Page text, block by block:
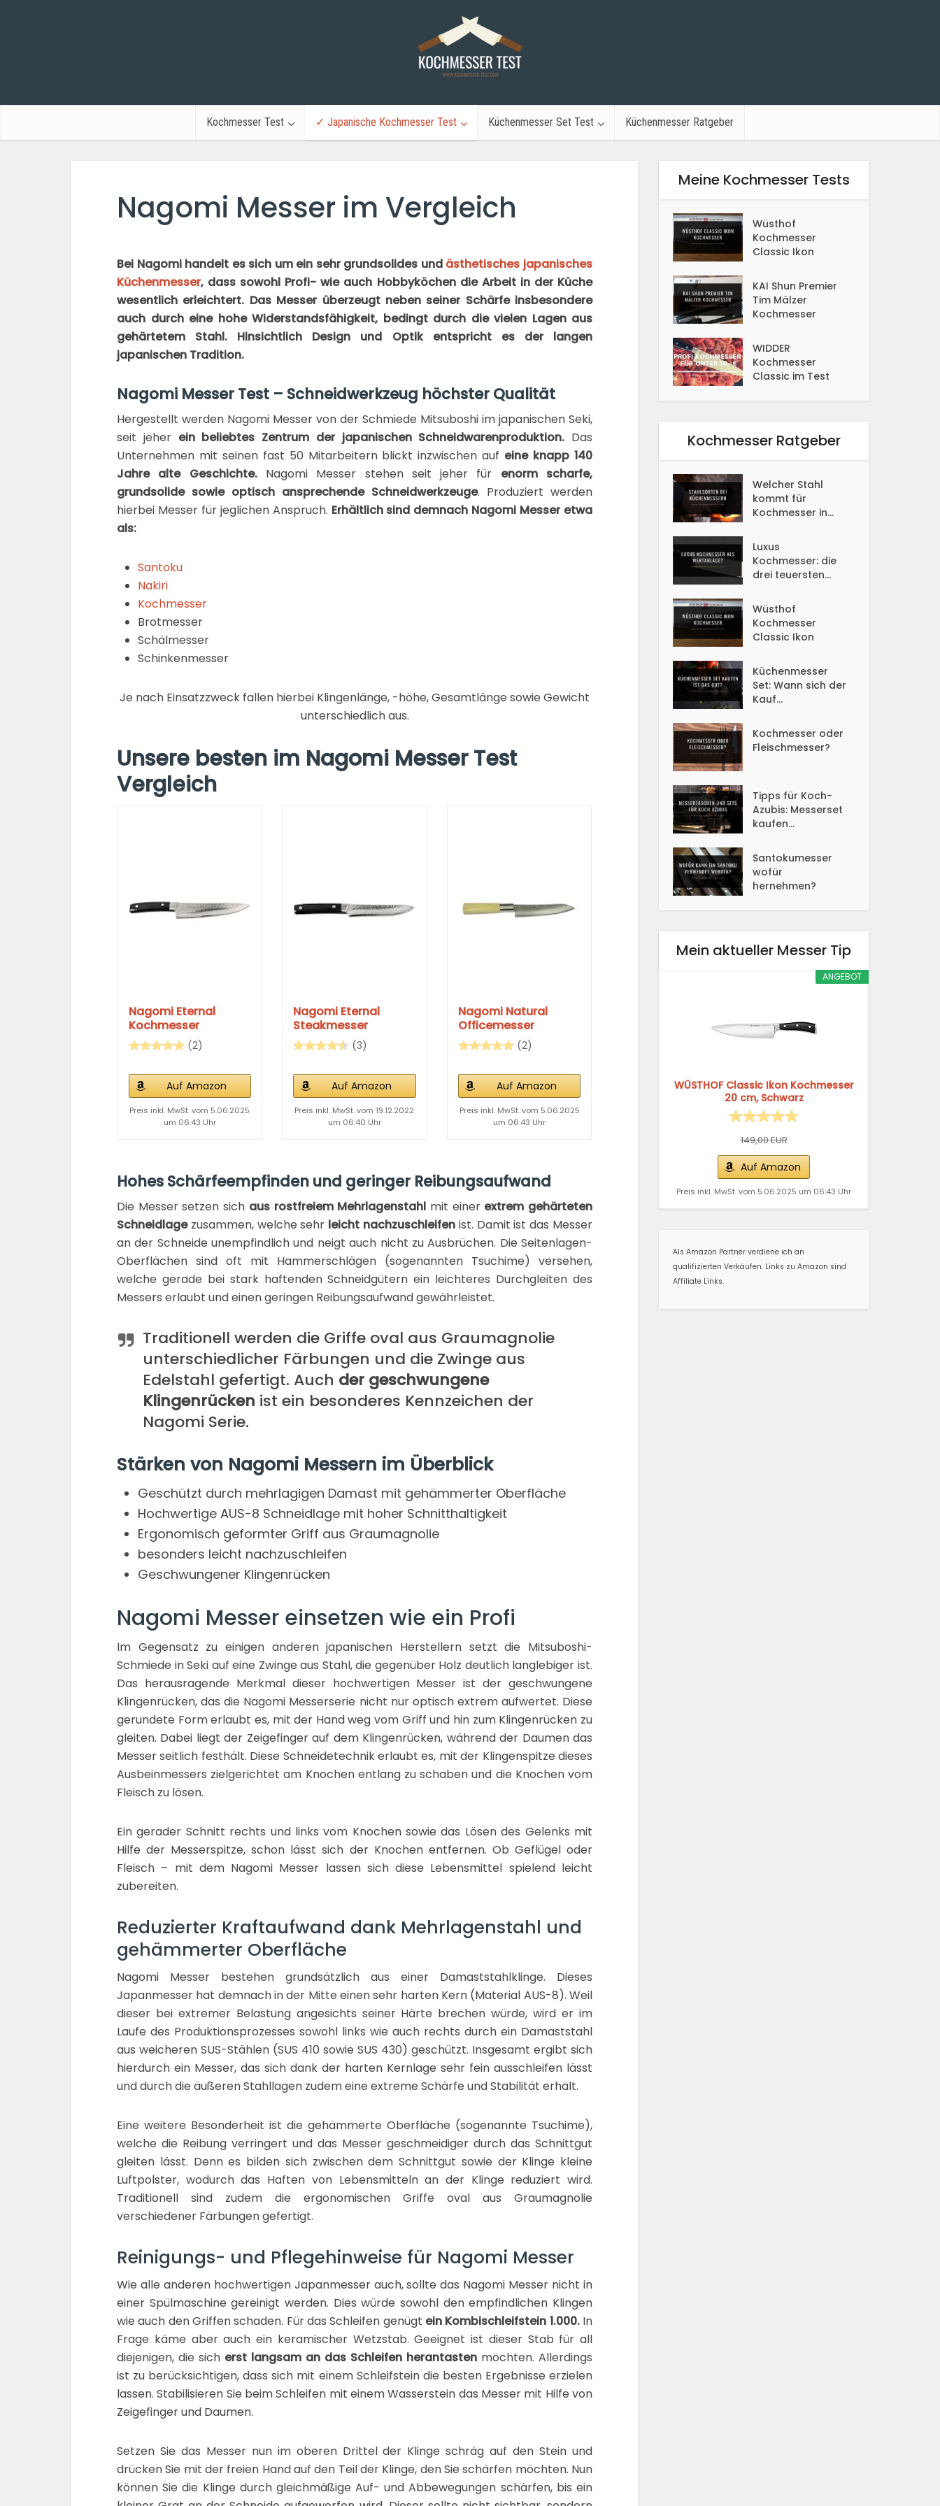
Kochmesser Test ✓ Japanische Kochmesser Test Küchenmesser Set Test Küchenmesser Ratgeber
Nagomi Messer im Vergleich
Bei Nagomi handelt es sich um ein sehr grundsolides und ästhetisches japanisches
Küchenmesser, dass sowohl Profi- wie auch Hobbyköchen die Arbeit in der Küche
wesentlich erleichtert. Das Messer überzeugt neben seiner Schärfe insbesondere
auch durch eine hohe Widerstandsfähigkeit, bedingt durch die vielen Lagen aus
gehärtetem Stahl. Hinsichtlich Design und Optik entspricht es der langen
japanischen Tradition.
Nagomi Messer Test – Schneidwerkzeug höchster Qualität
Hergestellt werden Nagomi Messer von der Schmiede Mitsuboshi im japanischen Seki,
seit jeher ein beliebtes Zentrum der japanischen Schneidwarenproduktion. Das
Unternehmen mit seinen fast 50 Mitarbeitern blickt inzwischen auf eine knapp 140
Jahre alte Geschichte.Nagomi Messer stehen seit jeher für enorm scharfe,
grundsolide sowie optisch ansprechende Schneidwerkzeuge. Produziert werden
hierbei Messer für jeglichen Anspruch. Erhältlich sind demnach Nagomi Messer etwa
als:
Santoku
Nakiri
Kochmesser
Brotmesser
Schälmesser
Schinkenmesser
Je nach Einsatzzweck fallen hierbei Klingenlänge, -höhe, Gesamtlänge sowie Gewicht
unterschiedlich aus.
Unsere besten im Nagomi Messer Test
Vergleich
Nagomi Eternal
Kochmesser
(2)
Auf Amazon
Preis inkl. MwSt. vom 5.06.2025
um 06:43 Uhr
Nagomi Eternal
Steakmesser
(3)
Auf Amazon
Preis inkl. MwSt. vom 19.12.2022
um 06:40 Uhr
Nagomi Natural
Officemesser
(2)
Auf Amazon
Preis inkl. MwSt. vom 5.06.2025
um 06:43 Uhr
Hohes Schärfeempfinden und geringer Reibungsaufwand
Die Messer setzen sich aus rostfreiem Mehrlagenstahl mit einer extrem gehärteten
Schneidlagezusammen, welche sehr leicht nachzuschleifen ist. Damit ist das Messer
an der Schneide unempfindlich und neigt auch nicht zu Ausbrüchen. Die Seitenlagen-
Oberflächen sind oft mit Hammerschlägen (sogenannten Tsuchime) versehen,
welche gerade bei stark haftenden Schneidgütern ein leichteres Durchgleiten des
Messers erlaubt und einen geringen Reibungsaufwand gewährleistet.
Traditionell werden die Griffe oval aus Graumagnolie
unterschiedlicher Färbungen und die Zwinge aus
Edelstahl gefertigt. Auch der geschwungene
Klingenrücken ist ein besonderes Kennzeichen der
Nagomi Serie.
Stärken von Nagomi Messern im Überblick
Geschützt durch mehrlagigen Damast mit gehämmerter Oberfläche
Hochwertige AUS-8 Schneidlage mit hoher Schnitthaltigkeit
Ergonomisch geformter Griff aus Graumagnolie
besonders leicht nachzuschleifen
Geschwungener Klingenrücken
Nagomi Messer einsetzen wie ein Profi
Im Gegensatz zu einigen anderen japanischen Herstellern setzt die Mitsuboshi-
Schmiede in Seki auf eine Zwinge aus Stahl, die gegenüber Holz deutlich langlebiger ist.
Das herausragende Merkmal dieser hochwertigen Messer ist der geschwungene
Klingenrücken, das die Nagomi Messerserie nicht nur optisch extrem aufwertet. Diese
gerundete Form erlaubt es, mit der Hand weg vom Griff und hin zum Klingenrücken zu
gleiten. Dabei liegt der Zeigefinger auf dem Klingenrücken, während der Daumen das
Messer seitlich festhält. Diese Schneidetechnik erlaubt es, mit der Klingenspitze dieses
Ausbeinmessers zielgerichtet am Knochen entlang zu schaben und die Knochen vom
Fleisch zu lösen.
Ein gerader Schnitt rechts und links vom Knochen sowie das Lösen des Gelenks mit
Hilfe der Messerspitze, schon lässt sich der Knochen entfernen. Ob Geflügel oder
Fleisch – mit dem Nagomi Messer lassen sich diese Lebensmittel spielend leicht
zubereiten.
Reduzierter Kraftaufwand dank Mehrlagenstahl und
gehämmerter Oberfläche
Nagomi Messer bestehen grundsätzlich aus einer Damaststahlklinge. Dieses
Japanmesser hat demnach in der Mitte einen sehr harten Kern (Material AUS-8). Weil
dieser bei extremer Belastung angesichts seiner Härte brechen würde, wird er im
Laufe des Produktionsprozesses sowohl links wie auch rechts durch ein Damaststahl
aus weicheren SUS-Stählen (SUS 410 sowie SUS 430) geschützt. Insgesamt ergibt sich
hierdurch ein Messer, das sich dank der harten Kernlage sehr fein ausschleifen lässt
und durch die äußeren Stahllagen zudem eine extreme Schärfe und Stabilität erhält.
Eine weitere Besonderheit ist die gehämmerte Oberfläche (sogenannte Tsuchime),
welche die Reibung verringert und das Messer geschmeidiger durch das Schnittgut
gleiten lässt. Denn es bilden sich zwischen dem Schnittgut sowie der Klinge kleine
Luftpolster, wodurch das Haften von Lebensmitteln an der Klinge reduziert wird.
Traditionell sind zudem die ergonomischen Griffe oval aus Graumagnolie
verschiedener Färbungen gefertigt.
Reinigungs- und Pflegehinweise für Nagomi Messer
Wie alle anderen hochwertigen Japanmesser auch, sollte das Nagomi Messer nicht in
einer Spülmaschine gereinigt werden. Dies würde sowohl den empfindlichen Klingen
wie auch den Griffen schaden. Für das Schleifen genügt ein Kombischleifstein 1.000.In
Frage käme aber auch ein keramischer Wetzstab. Geeignet ist dieser Stab für all
diejenigen, die sich erst langsam an das Schleifen herantasten möchten. Allerdings
ist zu berücksichtigen, dass sich mit einem Schleifstein die besten Ergebnisse erzielen
lassen. Stabilisieren Sie beim Schleifen mit einem Wasserstein das Messer mit Hilfe von
Zeigefinger und Daumen.
Setzen Sie das Messer nun im oberen Drittel der Klinge schräg auf den Stein und
drücken Sie mit der freien Hand auf den Teil der Klinge, den Sie schärfen möchten. Nun
können Sie die Klinge durch gleichmäßige Auf- und Abbewegungen schärfen, bis ein
Meine Kochmesser Tests
Wüsthof
Kochmesser
Classic Ikon
KAI Shun Premier
Tim Mälzer
Kochmesser
WIDDER
Kochmesser
Classic im Test
Kochmesser Ratgeber
Welcher Stahl
kommt für
Kochmesser in...
Luxus
Kochmesser: die
drei teuersten...
Wüsthof
Kochmesser
Classic Ikon
Küchenmesser
Set: Wann sich der
Kauf...
Kochmesser oder
Fleischmesser?
Tipps für Koch-
Azubis: Messerset
kaufen...
Santokumesser
wofür
hernehmen?
Mein aktueller Messer Tip
ANGEBOT
WÜSTHOF Classic Ikon Kochmesser
20 cm, Schwarz
149,00 EUR
Auf Amazon
Preis inkl. MwSt. vom 5.06.2025 um 06:43 Uhr
Als Amazon Partner verdiene ich an
qualifizierten Verkäufen. Links zu Amazon sind
Affiliate Links.